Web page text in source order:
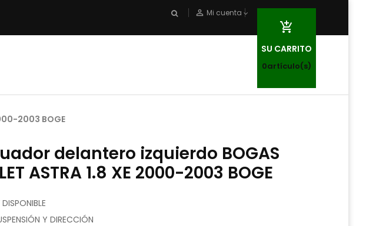
person_outline Mi cuenta

SU CARRITO
0artículo(s)
2003 BOGE
delantero izquierdo BOGAS
ASTRA 1.8 XE 2000-2003 BOGE
DISPONIBLE
Y DIRECCIÓN